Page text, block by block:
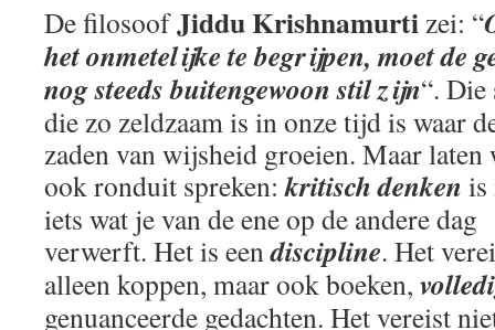
De filosoofJiddu Krishnamurtizei: “
het onmetelijke te begrijpen, moet de
nog steeds buitengewoon stil zijn“.
die zo zeldzaam is in onze tijd is waar
zaden van wijsheid groeien. Maar laten
ook ronduit spreken:kritisch denken is
iets wat je van de ene op de andere dag
verwerft. Het is eendiscipline. Het
alleen koppen, maar ook boeken,
genuanceerde gedachten. Het vereist